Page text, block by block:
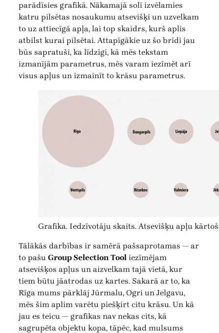
parādīsies grafikā. Nākamajā solī izvēlamies
katru pilsētas nosaukumu atsevišķi un uzvelkam
to uz attiecīgā apļa, lai top skaidrs, kurš aplis
atbilst kurai pilsētai. Attapīgākie uz šo brīdi jau
būs sapratuši, ka līdzīgi, kā mēs tekstam
izmanījām parametrus, mēs varam iezīmēt arī
visus apļus un izmainīt to krāsu parametrus.
Grafika. Iedzīvotāju skaits. Atsevišķu apļu
Tālākās darbības ir samērā pašsaprotamas — ar
to pašu Group Selection Tool iezīmējam
atsevišķos apļus un aizvelkam tajā vietā, kur
tiem būtu jāatrodas uz kartes. Sakarā ar to, ka
Rīga mums pārklāj Jūrmalu, Ogri un Jelgavu,
mēs šim aplim varētu piešķirt citu krāsu. Un kā
jau es teicu — grafikas nav nekas cits, kā
sagrupēta objektu kopa, tāpēc, kad mulsums